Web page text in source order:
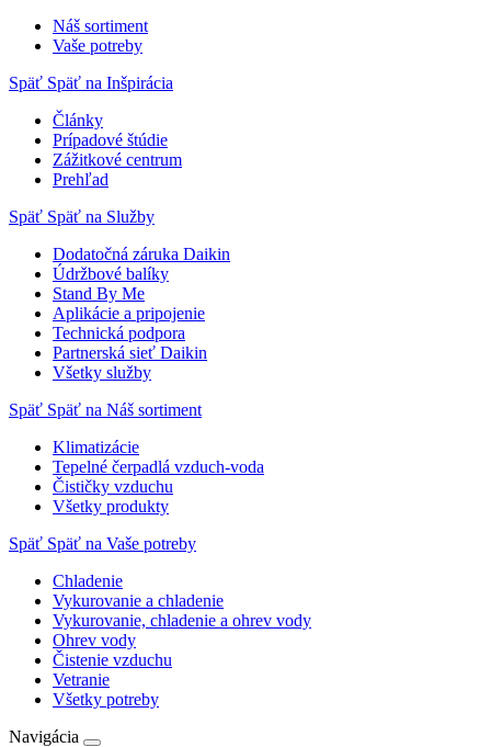
Náš sortiment
Vaše potreby
Späť Späť na Inšpirácia
Články
Prípadové štúdie
Zážitkové centrum
Prehľad
Späť Späť na Služby
Dodatočná záruka Daikin
Údržbové balíky
Stand By Me
Aplikácie a pripojenie
Technická podpora
Partnerská sieť Daikin
Všetky služby
Späť Späť na Náš sortiment
Klimatizácie
Tepelné čerpadlá vzduch-voda
Čističky vzduchu
Všetky produkty
Späť Späť na Vaše potreby
Chladenie
Vykurovanie a chladenie
Vykurovanie, chladenie a ohrev vody
Ohrev vody
Čistenie vzduchu
Vetranie
Všetky potreby
Navigácia